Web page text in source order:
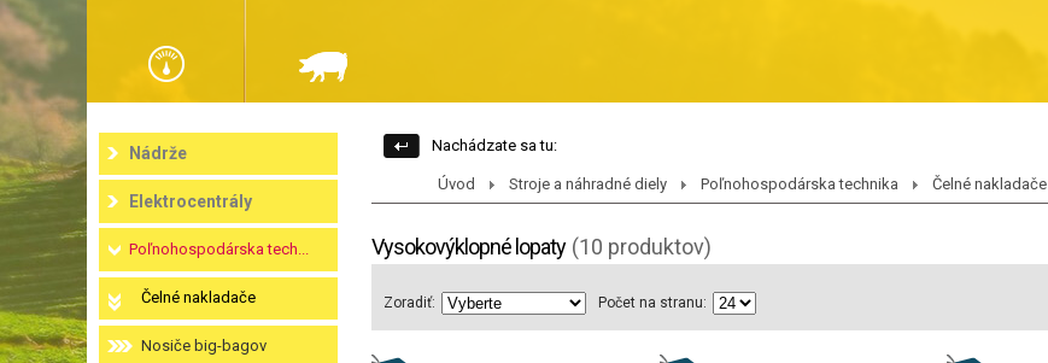
Nádrže
Elektrocentrály
Poľnohospodárska tech...
Čelné nakladače
Nosiče big-bagov
Nachádzate sa tu:
Úvod Stroje a náhradné diely Poľnohospodárska technika Čelné nakladače
Vysokovýklopné lopaty (10 produktov)
Zoradiť: Počet na stranu: